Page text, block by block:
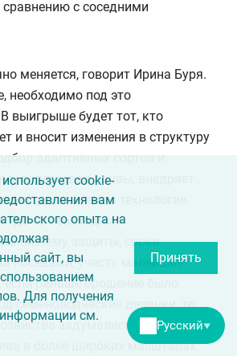
с соседними
меняется, говорит Ирина Буря.
необходимо под это
выигрыше будет тот, кто
и вносит изменения в структуру
адаптивных сортов и
подготовки почвы, внедряет
элементы технологии
Где-то необходимо
систему защиты, сроки
посевами, учесть малейшие
раньше орошение было
семеноводческие делянки, то
задумались об
в более широких масштабах.
Русский▼
cookie-
вам
опыта на
сайт, вы
Для получения
см.
Принять